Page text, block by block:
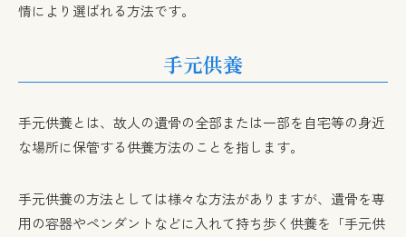
情により選ばれる方法です。
手元供養
手元供養とは、故人の遺骨の全部または一部を自宅等の身近
な場所に保管する供養方法のことを指します。
手元供養の方法としては様々な方法がありますが、遺骨を専
用の容器やペンダントなどに入れて持ち歩く供養を「手元供